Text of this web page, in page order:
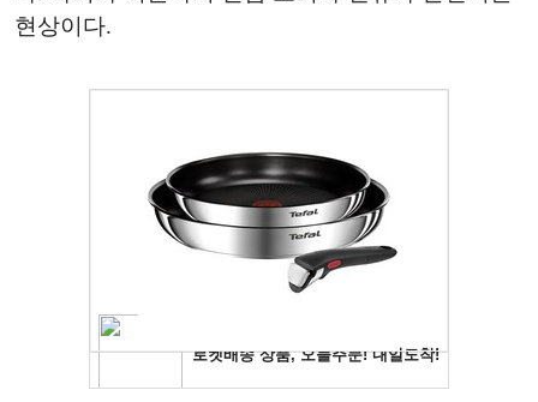
현상이다.